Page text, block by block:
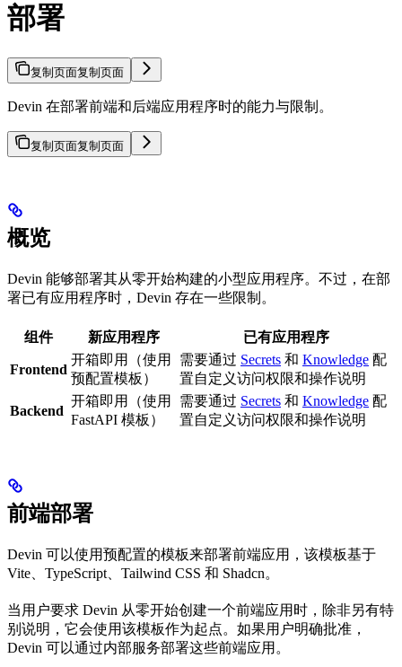
部署
复制页面复制页面
Devin 在部署前端和后端应用程序时的能力与限制。
复制页面复制页面
概览
Devin 能够部署其从零开始构建的小型应用程序。不过，在部
署已有应用程序时，Devin 存在一些限制。
组件 新应用程序 已有应用程序
Frontend
开箱即用（使用
预配置模板）
需要通过 Secrets 和 Knowledge 配
置自定义访问权限和操作说明
Backend
开箱即用（使用
FastAPI 模板）
需要通过 Secrets 和 Knowledge 配
置自定义访问权限和操作说明
前端部署
Devin 可以使用预配置的模板来部署前端应用，该模板基于
Vite、TypeScript、Tailwind CSS 和 Shadcn。
当用户要求 Devin 从零开始创建一个前端应用时，除非另有特
别说明，它会使用该模板作为起点。如果用户明确批准，
Devin 可以通过内部服务部署这些前端应用。